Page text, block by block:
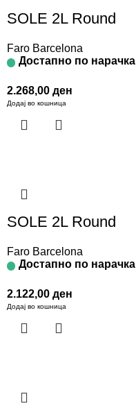
SOLE 2L Round
Faro Barcelona
Достапно по нарачка
2.268,00 ден
Додај во кошница
SOLE 2L Round
Faro Barcelona
Достапно по нарачка
2.122,00 ден
Додај во кошница